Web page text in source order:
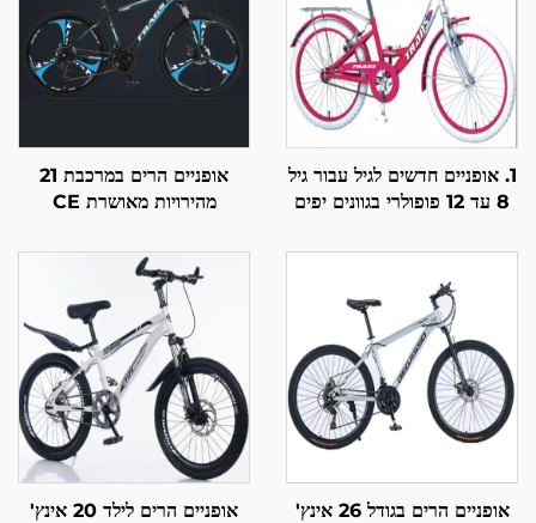
1. אופניים חדשים לגיל עבור גיל
8 עד 12 פופולרי בגוונים יפים
אופניים הרים במרכבת 21
מהירויות מאושרת CE
ובלם דיסק למכירה במכירה
אופניים הרים בגודל 26 אינץ'
אופניים הרים לילד 20 אינץ'